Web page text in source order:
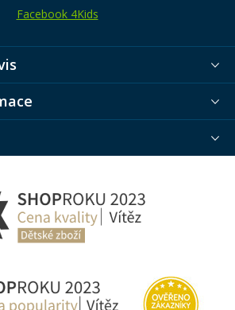
Facebook 4Kids